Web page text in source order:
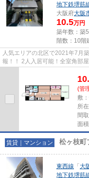
地下鉄堺筋
大阪府大阪
10.5万円
築年数：築
階数：10階
人気エリアの北区で2021年7月
報！！ 2人入居可能！全室角部
(管
敷
所
間
面
賃貸｜マンション 松ヶ枝町
東西線 「 大
地下鉄堺筋